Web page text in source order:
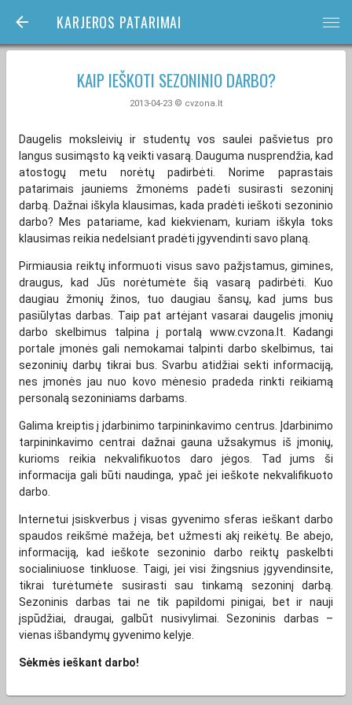
KARJEROS PATARIMAI bars
KAIP IEŠKOTI SEZONINIO DARBO?
2013-04-23 © cvzona.lt
Daugelis moksleivių ir studentų vos saulei pašvietus pro
langus susimąsto ką veikti vasarą. Dauguma nusprendžia, kad
atostogų metu norėtų padirbėti. Norime paprastais
patarimais jauniems žmonėms padėti susirasti sezoninį
darbą. Dažnai iškyla klausimas, kada pradėti ieškoti sezoninio
darbo? Mes patariame, kad kiekvienam, kuriam iškyla toks
klausimas reikia nedelsiant pradėti įgyvendinti savo planą.
Pirmiausia reiktų informuoti visus savo pažįstamus, gimines,
draugus, kad Jūs norėtumėte šią vasarą padirbėti. Kuo
daugiau žmonių žinos, tuo daugiau šansų, kad jums bus
pasiūlytas darbas. Taip pat artėjant vasarai daugelis įmonių
darbo skelbimus talpina į portalą www.cvzona.lt. Kadangi
portale įmonės gali nemokamai talpinti darbo skelbimus, tai
sezoninių darbų tikrai bus. Svarbu atidžiai sekti informaciją,
nes įmonės jau nuo kovo mėnesio pradeda rinkti reikiamą
personalą sezoniniams darbams.
Galima kreiptis į įdarbinimo tarpininkavimo centrus. Įdarbinimo
tarpininkavimo centrai dažnai gauna užsakymus iš įmonių,
kurioms reikia nekvalifikuotos daro jėgos. Tad jums ši
informacija gali būti naudinga, ypač jei ieškote nekvalifikuoto
darbo.
Internetui įsiskverbus į visas gyvenimo sferas ieškant darbo
spaudos reikšmė mažėja, bet užmesti akį reikėtų. Be abejo,
informaciją, kad ieškote sezoninio darbo reiktų paskelbti
socialiniuose tinkluose. Taigi, jei visi žingsnius įgyvendinsite,
tikrai turėtumėte susirasti sau tinkamą sezoninį darbą.
Sezoninis darbas tai ne tik papildomi pinigai, bet ir nauji
įspūdžiai, draugai, galbūt nusivylimai. Sezoninis darbas –
vienas išbandymų gyvenimo kelyje.
Sėkmės ieškant darbo!